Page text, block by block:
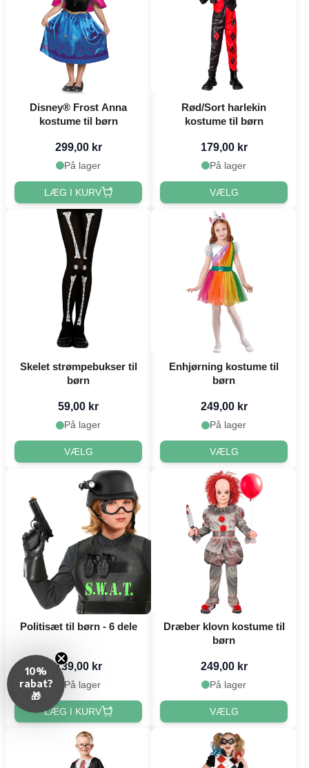
Disney® Frost Anna
kostume til børn
299,00 kr
På lager
LÆG I KURV
Rød/Sort harlekin
kostume til børn
179,00 kr
På lager
VÆLG
Skelet strømpebukser til
børn
59,00 kr
På lager
VÆLG
Enhjørning kostume til
børn
249,00 kr
På lager
VÆLG
Politisæt til børn - 6 dele
139,00 kr
På lager
LÆG I KURV
Dræber klovn kostume til
børn
249,00 kr
På lager
VÆLG
10%
rabat?
🎁